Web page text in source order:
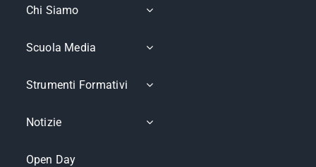
Chi Siamo
Scuola Media
Strumenti Formativi
Notizie
Open Day